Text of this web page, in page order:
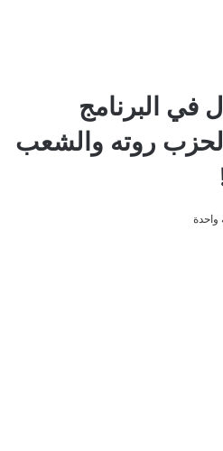
في البرنامج
لحزب روته والشعب
واحدة